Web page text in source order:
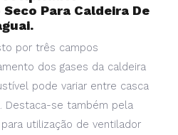
Para Caldeira De
por três campos
dos gases da caldeira
pode variar entre casca
Destaca-se também pela
utilização de ventilador